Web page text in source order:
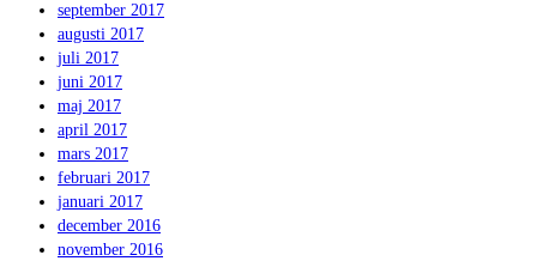
september 2017
augusti 2017
juli 2017
juni 2017
maj 2017
april 2017
mars 2017
februari 2017
januari 2017
december 2016
november 2016